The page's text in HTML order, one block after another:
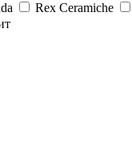
Rex Ceramiche